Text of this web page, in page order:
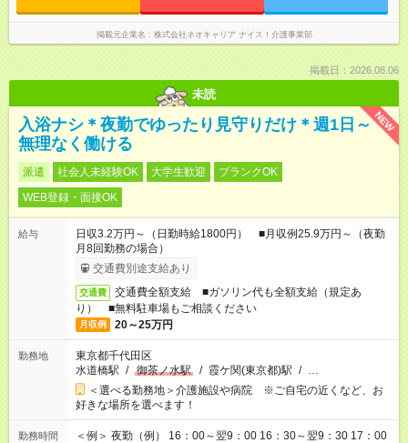
掲載元企業名 株式会社ネオキャリア ナイス！介護事業部
掲載日：2026.08.06
未読
NEW
入浴ナシ＊夜勤でゆったり見守りだけ＊週1日～
無理なく働ける
派遣 社会人未経験OK 大学生歓迎
ブランクOK
WEB登録・面接OK
給与
日収3.2万円～（日勤時給1800円） ■月収例25.9万円～（夜勤
月8回勤務の場合）
交通費別途支給あり
交通費
交通費全額支給 ■ガソリン代も全額支給（規定あ
り） ■無料駐車場もご相談ください
月収例 20～25万円
勤務地
東京都千代田区
水道橋駅 / 御茶ノ水駅 / 霞ケ関(東京都)駅 / …
＜選べる勤務地＞介護施設や病院 ※ご自宅の近くなど、お
好きな場所を選べます！
勤務時間
＜例＞ 夜勤（例） 16：00～翌9：00 16：30～翌9：30 17：00